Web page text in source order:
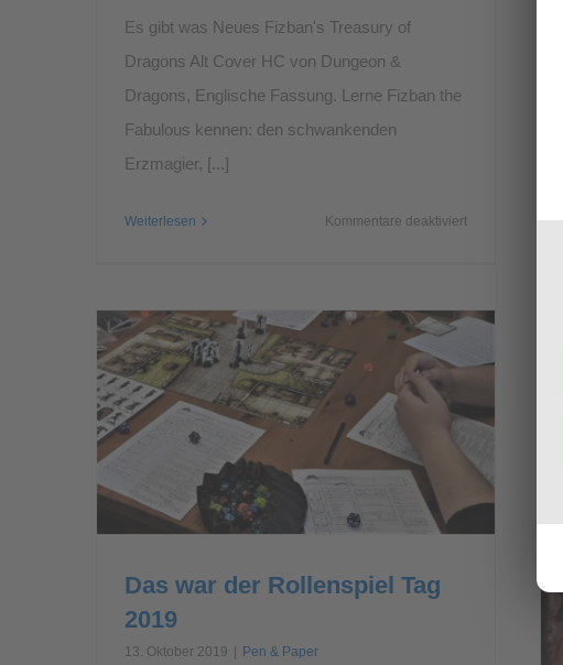
Es gibt was Neues Fizban's Treasury of
Dragons Alt Cover HC von Dungeon &
Dragons, Englische Fassung. Lerne Fizban the
Fabulous kennen: den schwankenden
Erzmagier, [...]
Weiterlesen Kommentare deaktiviertfür
Dragons
Das war der Rollenspiel Tag
2019
13. Oktober 2019 Pen & Paper